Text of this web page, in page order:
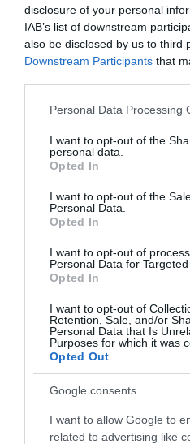
disclosure of your personal
IAB’s list of downstream
also be disclosed by us to third
Downstream Participants that
Please note that this website/
not limited to your visit or
grant or deny consent to
use your data for below
consent section.
Personal Data Processing
I want to opt-out of the
personal data.
Opted In
I want to opt-out of the
Personal Data.
Opted In
I want to opt-out of
Personal Data for Targeted
Opted In
I want to opt-out of
Retention, Sale, and/or
Personal Data that Is
Purposes for which it was
Opted Out
Google consents
I want to allow Google to
related to advertising like
More
This Simple Trick
Your Body!